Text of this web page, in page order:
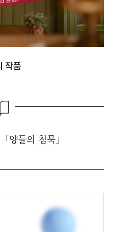
작품
양들의 침묵」